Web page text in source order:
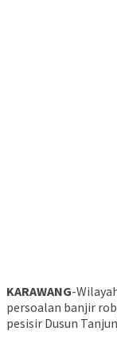
KARAWANG-
persoalan banjir
pesisir Dusun